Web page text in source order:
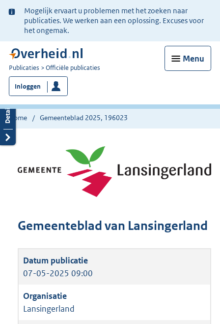
Ter
informatie:
Mogelijk ervaart u problemen met het zoeken naar
publicaties. We werken aan een oplossing. Excuses voor
het ongemak.
Menu
U
bent
nu
hier:
Publicaties Officiële publicaties
Inloggen
Home Gemeenteblad 2025, 196023
Gemeenteblad van Lansingerland
07-05-2025 09:00
Lansingerland